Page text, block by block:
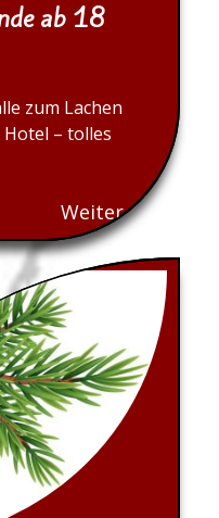
ab 18
zum Lachen
– tolles
Weiter...